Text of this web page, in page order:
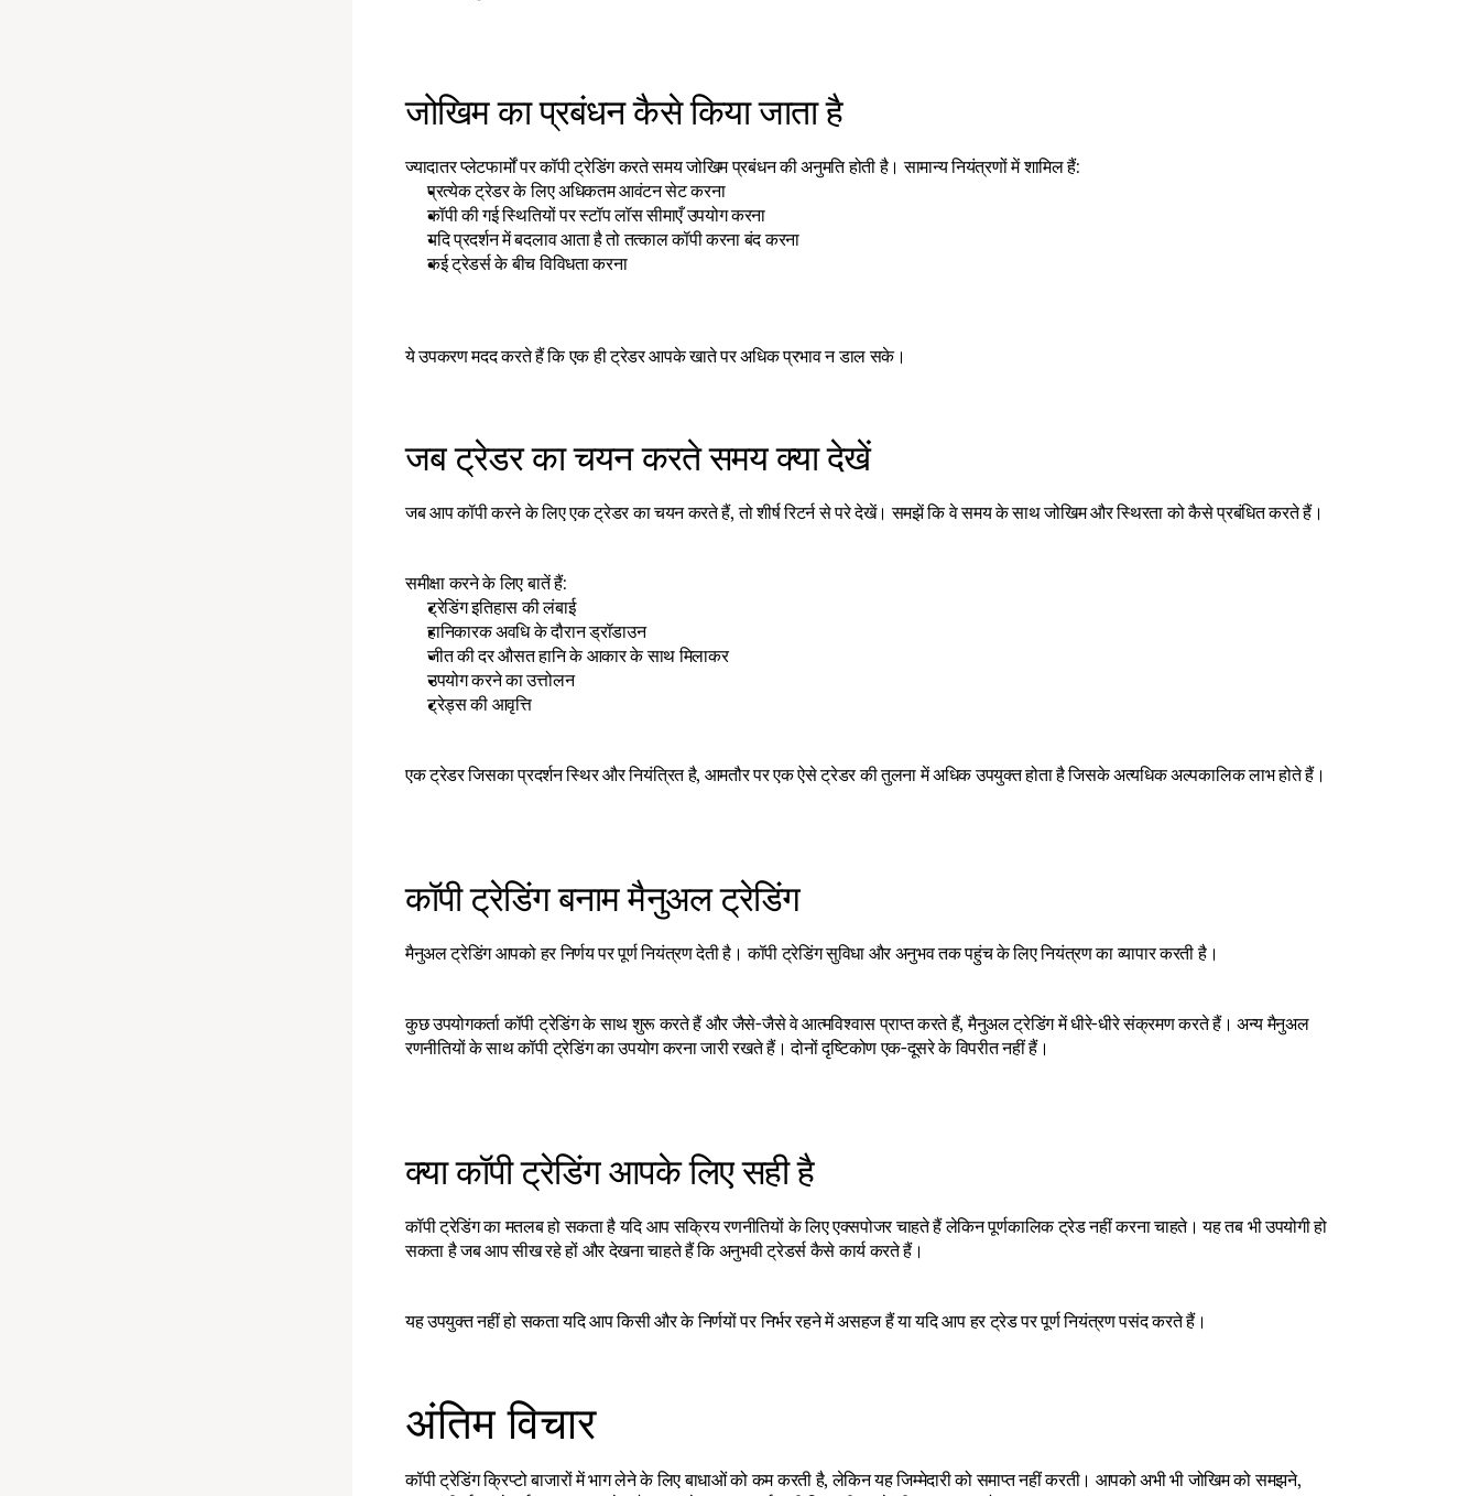
जोखिम का प्रबंधन कैसे किया जाता है
ज्यादातर प्लेटफार्मों पर कॉपी ट्रेडिंग करते समय जोखिम प्रबंधन की अनुमति होती है। सामान्य नियंत्रणों में शामिल हैं:
प्रत्येक ट्रेडर के लिए अधिकतम आवंटन सेट करना
कॉपी की गई स्थितियों पर स्टॉप लॉस सीमाएँ उपयोग करना
यदि प्रदर्शन में बदलाव आता है तो तत्काल कॉपी करना बंद करना
कई ट्रेडर्स के बीच विविधता करना
ये उपकरण मदद करते हैं कि एक ही ट्रेडर आपके खाते पर अधिक प्रभाव न डाल सके।
जब ट्रेडर का चयन करते समय क्या देखें
जब आप कॉपी करने के लिए एक ट्रेडर का चयन करते हैं, तो शीर्ष रिटर्न से परे देखें। समझें कि वे समय के साथ जोखिम और स्थिरता को कैसे प्रबंधित करते हैं।
समीक्षा करने के लिए बातें हैं:
ट्रेडिंग इतिहास की लंबाई
हानिकारक अवधि के दौरान ड्रॉडाउन
जीत की दर औसत हानि के आकार के साथ मिलाकर
उपयोग करने का उत्तोलन
ट्रेड्स की आवृत्ति
एक ट्रेडर जिसका प्रदर्शन स्थिर और नियंत्रित है, आमतौर पर एक ऐसे ट्रेडर की तुलना में अधिक उपयुक्त होता है जिसके अत्यधिक अल्पकालिक लाभ होते हैं।
कॉपी ट्रेडिंग बनाम मैनुअल ट्रेडिंग
मैनुअल ट्रेडिंग आपको हर निर्णय पर पूर्ण नियंत्रण देती है। कॉपी ट्रेडिंग सुविधा और अनुभव तक पहुंच के लिए नियंत्रण का व्यापार करती है।
कुछ उपयोगकर्ता कॉपी ट्रेडिंग के साथ शुरू करते हैं और जैसे-जैसे वे आत्मविश्वास प्राप्त करते हैं, मैनुअल ट्रेडिंग में धीरे-धीरे संक्रमण करते हैं। अन्य मैनुअल
रणनीतियों के साथ कॉपी ट्रेडिंग का उपयोग करना जारी रखते हैं। दोनों दृष्टिकोण एक-दूसरे के विपरीत नहीं हैं।
क्या कॉपी ट्रेडिंग आपके लिए सही है
कॉपी ट्रेडिंग का मतलब हो सकता है यदि आप सक्रिय रणनीतियों के लिए एक्सपोजर चाहते हैं लेकिन पूर्णकालिक ट्रेड नहीं करना चाहते। यह तब भी उपयोगी हो
सकता है जब आप सीख रहे हों और देखना चाहते हैं कि अनुभवी ट्रेडर्स कैसे कार्य करते हैं।
यह उपयुक्त नहीं हो सकता यदि आप किसी और के निर्णयों पर निर्भर रहने में असहज हैं या यदि आप हर ट्रेड पर पूर्ण नियंत्रण पसंद करते हैं।
अंतिम विचार
कॉपी ट्रेडिंग क्रिप्टो बाजारों में भाग लेने के लिए बाधाओं को कम करती है, लेकिन यह जिम्मेदारी को समाप्त नहीं करती। आपको अभी भी जोखिम को समझने,